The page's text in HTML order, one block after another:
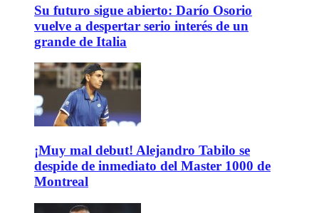
Su futuro sigue abierto: Darío Osorio
vuelve a despertar serio interés de un
grande de Italia
¡Muy mal debut! Alejandro Tabilo se
despide de inmediato del Master 1000 de
Montreal